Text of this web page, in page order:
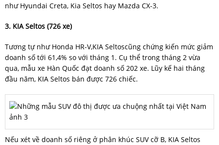
như Hyundai Creta, Kia Seltos hay Mazda CX-3.
3. KIA Seltos (726 xe)
Tương tự như Honda HR-V,KIA Seltoscũng chứng kiến mức giảm
doanh số tới 61,4% so với tháng 1. Cụ thể trong tháng 2 vừa
qua, mẫu xe Hàn Quốc đạt doanh số 202 xe. Lũy kế hai tháng
đầu năm, KIA Seltos bán được 726 chiếc.
Nếu xét về doanh số riêng ở phân khúc SUV cỡ B, KIA Seltos